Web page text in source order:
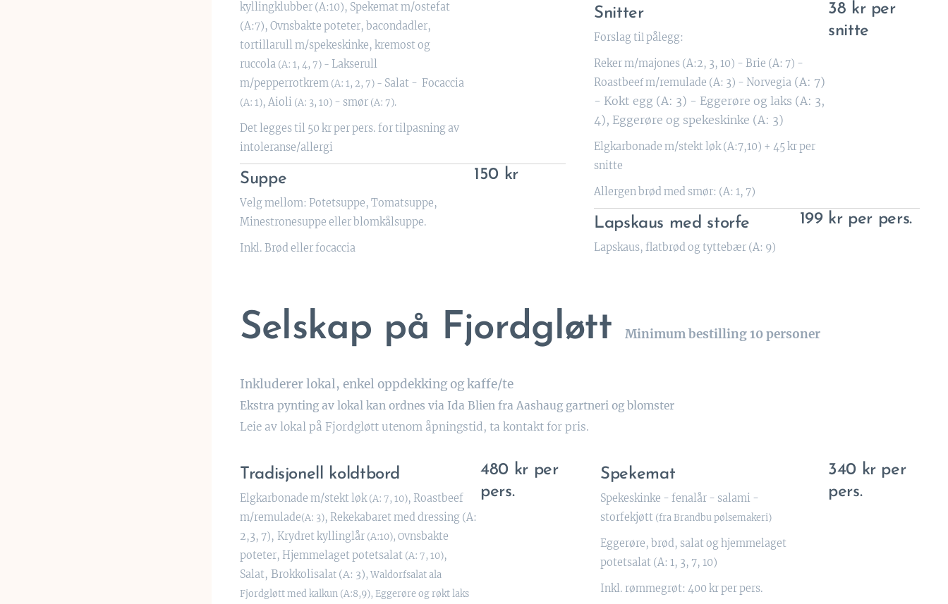
kyllingklubber (A:10), Spekemat m/ostefat
(A:7), Ovnsbakte poteter, bacondadler,
tortillarull m/spekeskinke, kremost og
ruccola (A: 1, 4, 7) - Lakserull
m/pepperrotkrem (A: 1, 2, 7) - Salat - Focaccia
(A: 1), Aioli (A: 3, 10) - smør (A: 7).
Det legges til 50 kr per pers. for tilpasning av
intoleranse/allergi
Suppe
Velg mellom: Potetsuppe, Tomatsuppe,
Minestronesuppe eller blomkålsuppe.
Inkl. Brød eller focaccia
150 kr
Snitter
Forslag tilpålegg:
Reker m/majones (A:2, 3, 10) - Brie (A: 7) -
Roastbeefm/remulade (A: 3) - Norvegia (A: 7)
- Kokt egg (A: 3) - Eggerøre og laks (A: 3,
4), Eggerøre og spekeskinke (A: 3)
Elgkarbonade m/stekt løk (A:7,10) + 45 kr per
snitte
Allergen brød med smør: (A: 1, 7)
38 kr per
snitte
Lapskaus med storfe
Lapskaus, flatbrød og tyttebær (A: 9)
199 kr per pers.
Selskap på Fjordgløtt Minimum bestilling 10 personer
Inkluderer lokal, enkel oppdekking og kaffe/te
Ekstra pynting av lokal kan ordnes via Ida Blien fra Aashaug gartneri og blomster
Leie av lokal på Fjordgløtt utenom åpningstid, ta kontakt for pris.
Tradisjonell koldtbord
Elgkarbonade m/stekt løk(A: 7, 10), Roastbeef
m/remulade(A: 3), Rekekabaret med dressing (A:
2,3, 7), Krydret kyllinglår (A:10), Ovnsbakte
poteter, Hjemmelaget potetsalat (A: 7, 10),
Salat, Brokkolisalat (A: 3), Waldorfsalat ala
Fjordgløtt med kalkun (A:8,9), Eggerøre og røkt laks
480 kr per
pers.
Spekemat
Spekeskinke - fenalår - salami -
storfekjøtt (fra Brandbu pølsemakeri)
Eggerøre, brød, salat og hjemmelaget
potetsalat (A: 1, 3, 7, 10)
Inkl. rømmegrøt: 400 kr per pers.
340 kr per
pers.